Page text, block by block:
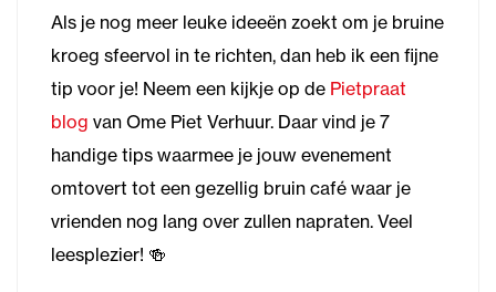
Als je nog meer leuke ideeën zoekt om je bruine
kroeg sfeervol in te richten, dan heb ik een fijne
tip voor je! Neem een kijkje op de Pietpraat
blog van Ome Piet Verhuur. Daar vind je 7
handige tips waarmee je jouw evenement
omtovert tot een gezellig bruin café waar je
vrienden nog lang over zullen napraten. Veel
leesplezier! 🍻